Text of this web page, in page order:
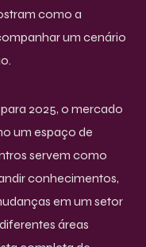
como a
um cenário
2025, o mercado
um espaço de
servem como
conhecimentos,
em um setor
áreas